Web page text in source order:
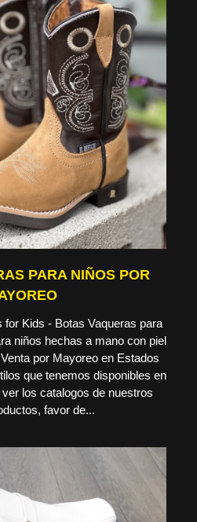
PARA NIÑOS POR
for Kids - Botas Vaqueras para
niños hechas a mano con piel
por Mayoreo en Estados
que tenemos disponibles en
los catalogos de nuestros
favor de...